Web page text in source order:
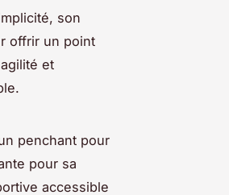
son
offrir un point
et
penchant pour
pour sa
accessible